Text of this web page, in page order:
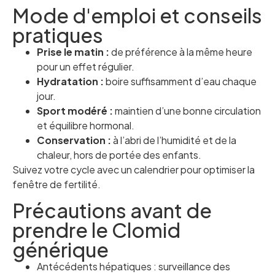
Mode d'emploi et conseils
pratiques
Prise le matin :de préférence à la même heure
pour un effet régulier.
Hydratation :boire suffisamment d’eau chaque
jour.
Sport modéré :maintien d’une bonne circulation
et équilibre hormonal.
Conservation :à l’abri de l’humidité et de la
chaleur, hors de portée des enfants.
Suivez votre cycle avec un calendrier pour optimiser la
fenêtre de fertilité.
Précautions avant de
prendre le Clomid
générique
Antécédents hépatiques : surveillance des